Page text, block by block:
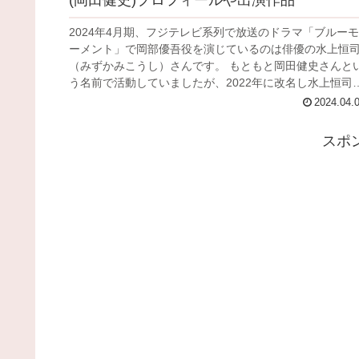
2024年4月期、フジテレビ系列で放送のドラマ「ブルーモ
ーメント」で岡部優吾役を演じているのは俳優の水上恒司
（みずかみこうし）さんです。 もともと岡田健史さんと
う名前で活動していましたが、2022年に改名し水上恒司
スポ